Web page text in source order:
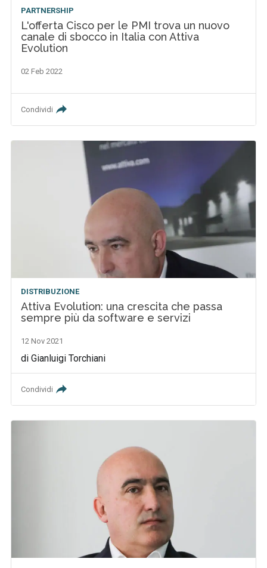
PARTNERSHIP
L'offerta Cisco per le PMI trova un nuovo
canale di sbocco in Italia con Attiva
Evolution
02 Feb 2022
Condividi
DISTRIBUZIONE
Attiva Evolution: una crescita che passa
sempre più da software e servizi
12 Nov 2021
di Gianluigi Torchiani
Condividi